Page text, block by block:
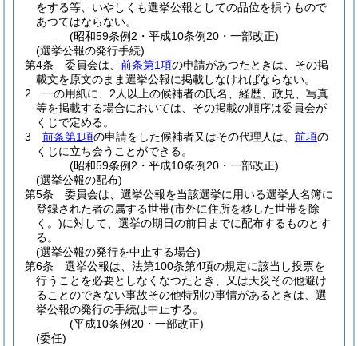
をする等、いやしくも選挙公報としての品位を損うもので
あつてはならない。
(昭和59条例2・平成10条例20・一部改正)
(選挙公報の発行手続)
第4条
委員会は、 前条第1項の申請があつたときは、その掲
載文を原文のまま選挙公報に掲載しなければならない。
2
一の用紙に、2人以上の候補者の氏名、経歴、政見、写真
等を掲載する場合においては、その掲載の順序は委員会が
くじで定める。
3
前条第1項の申請をした候補者又はその代理人は、 前項の
くじに立ち会うことができる。
(昭和59条例2・平成10条例20・一部改正)
(選挙公報の配布)
第5条
委員会は、選挙公報を当該選挙に用いる選挙人名簿に
登録された者の属する世帯(市外に住所を移した世帯を除
く。)に対して、選挙の期日の前日までに配布するものとす
る。
(選挙公報の発行を中止する場合)
第6条
選挙公報は、法第100条第4項の規定に該当し投票を
行うことを必要としなくなつたとき、又は天災その他避け
ることのできない事故その他特別の事情があるときは、選
挙公報の発行の手続は中止する。
(平成10条例20・一部改正)
(委任)